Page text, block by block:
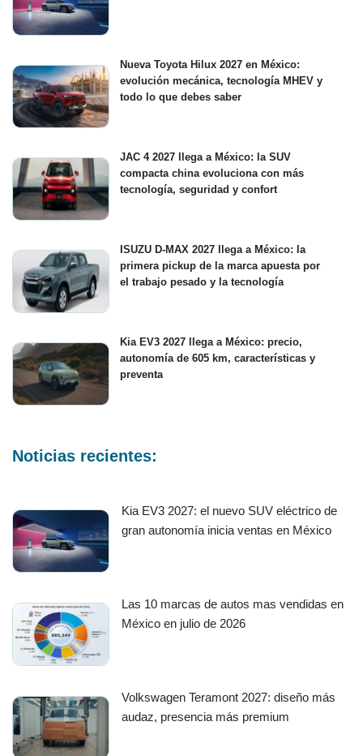
Nueva Toyota Hilux 2027 en México:
evolución mecánica, tecnología MHEV y
todo lo que debes saber
JAC 4 2027 llega a México: la SUV
compacta china evoluciona con más
tecnología, seguridad y confort
ISUZU D-MAX 2027 llega a México: la
primera pickup de la marca apuesta por
el trabajo pesado y la tecnología
Kia EV3 2027 llega a México: precio,
autonomía de 605 km, características y
preventa
Noticias recientes:
Kia EV3 2027: el nuevo SUV eléctrico de
gran autonomía inicia ventas en México
Las 10 marcas de autos mas vendidas en
México en julio de 2026
Volkswagen Teramont 2027: diseño más
audaz, presencia más premium